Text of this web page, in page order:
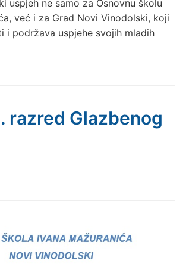
uspjeh ne samo za Osnovnu školu
već i za Grad Novi Vinodolski, koji
i podržava uspjehe svojih mladih
razred Glazbenog